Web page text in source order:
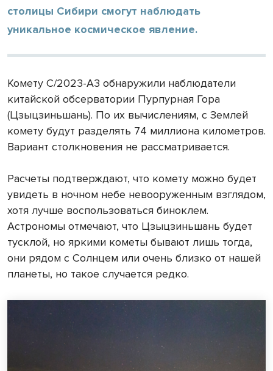
столицы Сибири смогут наблюдать
уникальное космическое явление.
Комету C/2023-A3 обнаружили наблюдатели
китайской обсерватории Пурпурная Гора
(Цзыцзиньшань). По их вычислениям, с Землей
комету будут разделять 74 миллиона километров.
Вариант столкновения не рассматривается.
Расчеты подтверждают, что комету можно будет
увидеть в ночном небе невооруженным взглядом,
хотя лучше воспользоваться биноклем.
Астрономы отмечают, что Цзыцзиньшань будет
тусклой, но яркими кометы бывают лишь тогда,
они рядом с Солнцем или очень близко от нашей
планеты, но такое случается редко.